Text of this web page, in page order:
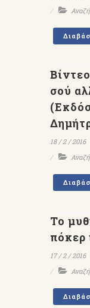
σού
18 / 2 / 2016
Το
πόκερ
17 / 2 / 2016